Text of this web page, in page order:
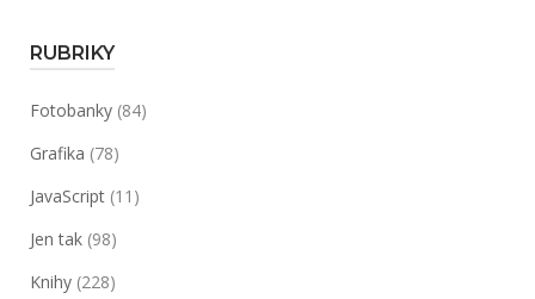
RUBRIKY
Fotobanky (84)
Grafika (78)
JavaScript (11)
Jen tak (98)
Knihy (228)